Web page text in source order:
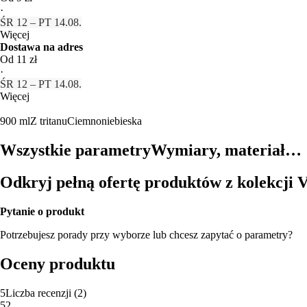
·
ŚR 12 – PT 14.08.
Więcej
Dostawa na adres
Od 11 zł
·
ŚR 12 – PT 14.08.
Więcej
900 mlZ tritanuCiemnoniebieska
Wszystkie parametryWymiary, materiał…
Odkryj pełną ofertę produktów z kolekcji
Pytanie o produkt
Potrzebujesz porady przy wyborze lub chcesz zapytać o parametry?
Oceny produktu
5Liczba recenzji (2)